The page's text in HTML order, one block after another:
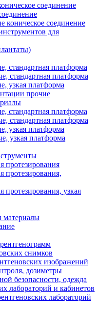
соединение
коническое соединение
для
стандартная платформа
стандартная платформа
узкая платформа
прочие
стандартная платформа
стандартная платформа
узкая платформа
узкая платформа
протезирования
протезирования,
протезирования, узкая
материалы
снимков
изображений
дозиметры
безопасности, одежда
лабораторий и кабинетов
лабораторий